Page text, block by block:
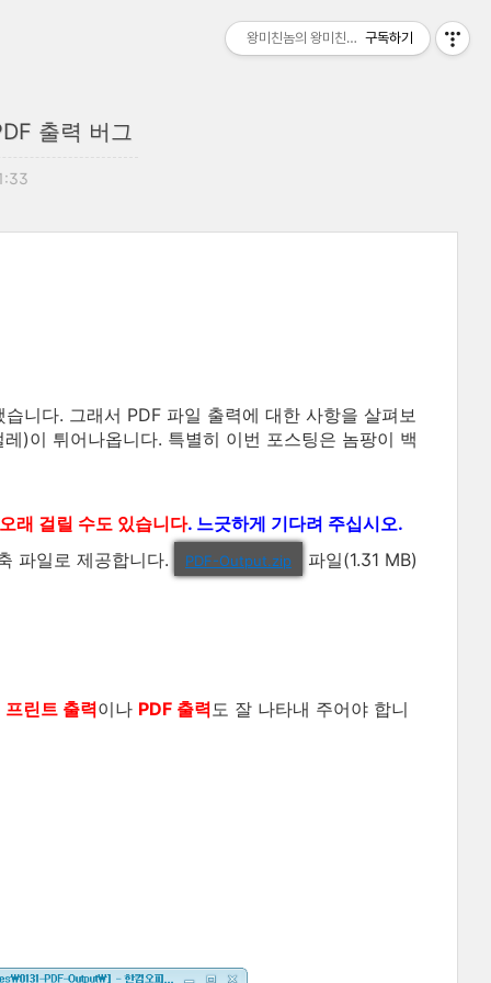
출력 버그
니다. 그래서 PDF 파일 출력에 대한 사항을 살펴보
)이 튀어나옵니다. 특별히 이번 포스팅은 놈팡이 백
래 걸릴 수도 있습니다. 느긋하게 기다려 주십시오.
파일로 제공합니다.
PDF-Output.zip 파일(1.31 MB)
프린트 출력이나 PDF 출력 도 잘 나타내 주어야 합니
왕미친놈의 왕미친세상구독하기